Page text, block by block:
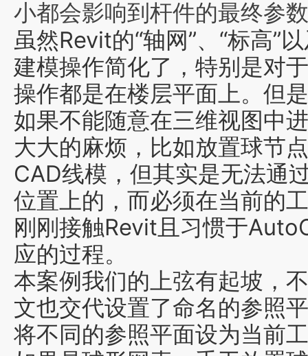
小都会影响到杆件的最终参
虽然Revit的“轴网”、“标高”
建模操作简化了，特别是对
操作都是在楼层平面上。 但
如果不能随意在三维视图中
大大的麻烦，比如放置球节
CAD线模，但其实是无法通
位置上的 ，而必须在当前的
刚刚 接触Revit且习惯于
应的过程。
本案例我们的上弦有起坡，
文也交代设置了命名的参照
将不同的参照平面设为当前